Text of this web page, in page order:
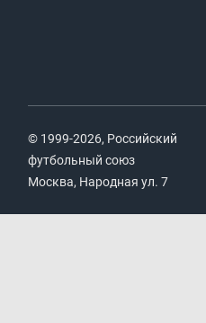
© 1999-2026, Российский
футбольный союз
Москва, Народная ул. 7